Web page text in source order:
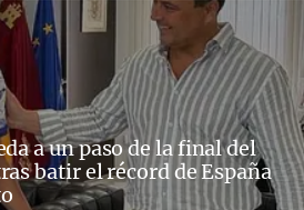
a un paso de la final del
batir el récord de España